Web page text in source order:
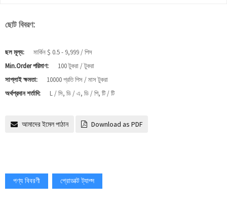
ছোট বিবরণ:
ছল মূল্য:
মার্কিন $ 0.5 - 9,999 / পিস
Min.Order পরিমাণ:
100 টুকরা / টুকরা
সাপ্লাই ক্ষমতা:
10000 প্রতি পিস / মাস টুকরা
অর্থপ্রদান শর্তাদি:
L / সি, ডি / এ, ডি / পি, টি / টি
আমাদের ইমেল পাঠান Download as PDF
পণ্য বিবরণী প্রোডাক্ট ট্যাগ্স